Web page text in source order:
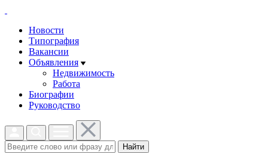
Новости
Типография
Вакансии
Объявления
Недвижимость
Работа
Биографии
Руководство
Найти